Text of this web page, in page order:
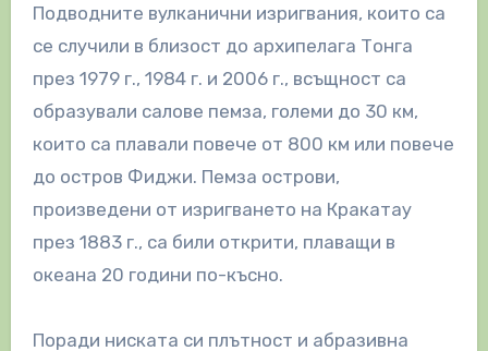
Подводните вулканични изригвания, които са
се случили в близост до архипелага Тонга
през 1979 г., 1984 г. и 2006 г., всъщност са
образували салове пемза, големи до 30 км,
които са плавали повече от 800 км или повече
до остров Фиджи. Пемза острови,
произведени от изригването на Кракатау
през 1883 г., са били открити, плаващи в
океана 20 години по-късно.
Поради ниската си плътност и абразивна